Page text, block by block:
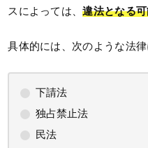
スによっては、違法となる
具体的には、次のような法律
下請法
独占禁止法
民法